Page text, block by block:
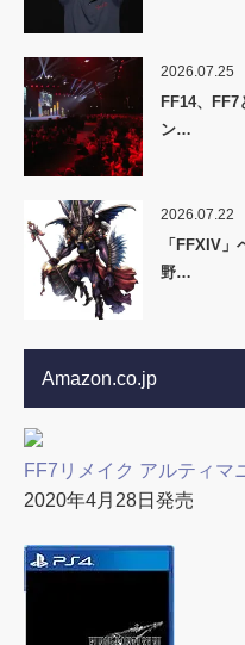
2026.07.25
FF14、
ン…
2026.07.22
「FFXIV
野…
Amazon.co.jp
FF7リメイク アルティマ
2020年4月28日発売